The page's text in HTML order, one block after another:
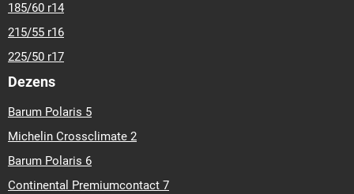
185/60 r14
215/55 r16
225/50 r17
Dezens
Barum Polaris 5
Michelin Crossclimate 2
Barum Polaris 6
Continental Premiumcontact 7